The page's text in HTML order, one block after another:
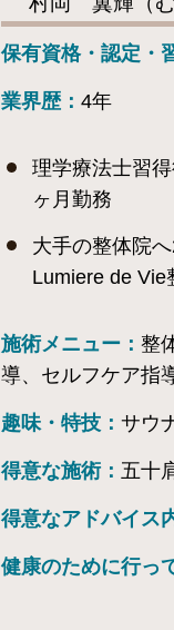
保有資格・認定・
業界歴： 4年
理学療法士習
ヶ月勤務
大手の整体院
Lumiere de Vie
施術メニュー： 整
導、セルフケア指
趣味・特技： サウ
得意な施術： 五十
得意なアドバイス
健康のために行っ